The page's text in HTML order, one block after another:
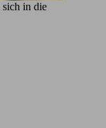
sich in die